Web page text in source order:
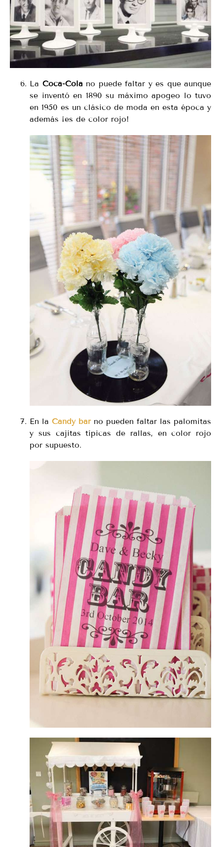
La Coca-Cola no puede faltar y es que aunque
se inventó en 1890 su máximo apogeo lo tuvo
en 1950 es un clásico de moda en esta época y
además ¡es de color rojo!
En la Candy barno pueden faltar las palomitas
y sus cajitas típicas de rallas, en color rojo
por supuesto.